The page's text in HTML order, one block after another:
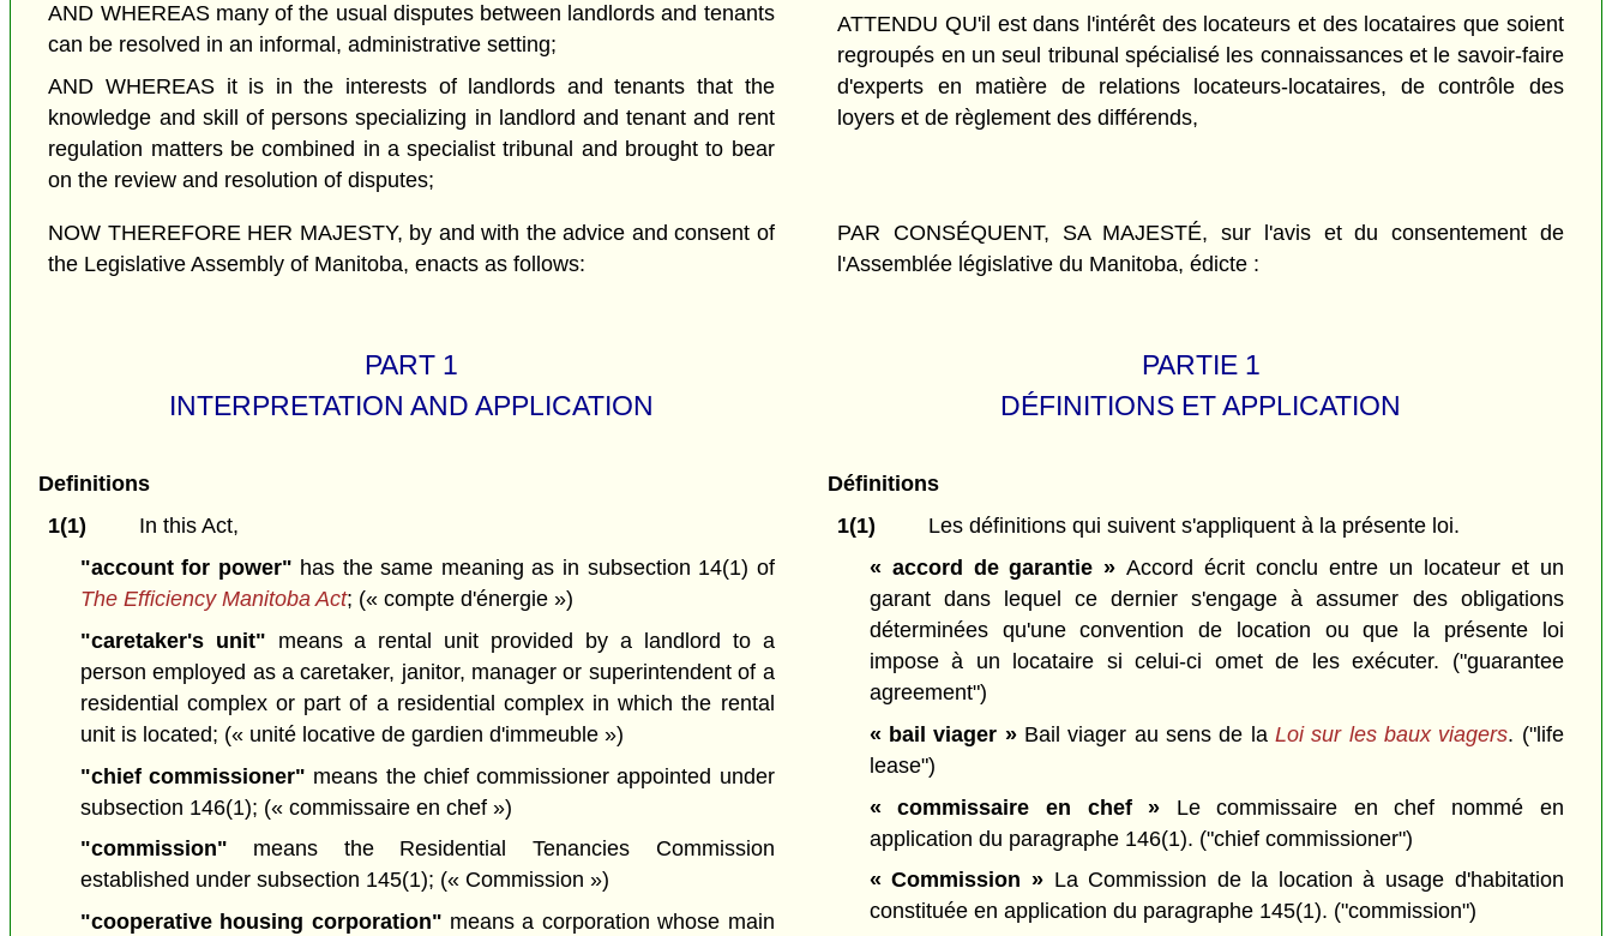
AND WHEREAS many of the usual disputes between landlords and tenants
can be resolved in an informal, administrative setting;
AND WHEREAS it is in the interests of landlords and tenants that the
knowledge and skill of persons specializing in landlord and tenant and rent
regulation matters be combined in a specialist tribunal and brought to bear
on the review and resolution of disputes;
ATTENDU QU'il est dans l'intérêt des locateurs et des locataires que soient
regroupés en un seul tribunal spécialisé les connaissances et le savoir-faire
d'experts en matière de relations locateurs-locataires, de contrôle des
loyers et de règlement des différends,
NOW THEREFORE HER MAJESTY, by and with the advice and consent of
the Legislative Assembly of Manitoba, enacts as follows:
PAR CONSÉQUENT, SA MAJESTÉ, sur l'avis et du consentement de
l'Assemblée législative du Manitoba, édicte :
PART 1
INTERPRETATION AND APPLICATION
PARTIE 1
DÉFINITIONS ET APPLICATION
Definitions
1(1)
In this Act,
"account for power" has the same meaning as in subsection 14(1) of
The Efficiency Manitoba Act; (« compte d'énergie »)
"caretaker's unit" means a rental unit provided by a landlord to a
person employed as a caretaker, janitor, manager or superintendent of a
residential complex or part of a residential complex in which the rental
unit is located; (« unité locative de gardien d'immeuble »)
"chief commissioner" means the chief commissioner appointed under
subsection 146(1); (« commissaire en chef »)
"commission" means the Residential Tenancies Commission
established under subsection 145(1); (« Commission »)
"cooperative housing corporation" means a corporation whose main
Définitions
1(1)
Les définitions qui suivent s'appliquent à la présente loi.
« accord de garantie » Accord écrit conclu entre un locateur et un
garant dans lequel ce dernier s'engage à assumer des obligations
déterminées qu'une convention de location ou que la présente loi
impose à un locataire si celui-ci omet de les exécuter. ("guarantee
agreement")
« bail viager » Bail viager au sens de laLoi sur les baux viagers. ("life
lease")
« commissaire en chef » Le commissaire en chef nommé en
application du paragraphe 146(1). ("chief commissioner")
« Commission »La Commission de la location à usage d'habitation
constituée en application du paragraphe 145(1). ("commission")